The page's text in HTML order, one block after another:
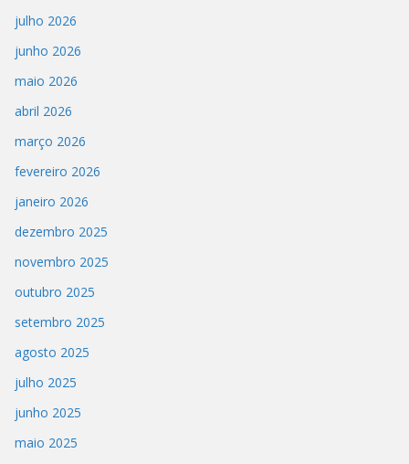
julho 2026
junho 2026
maio 2026
abril 2026
março 2026
fevereiro 2026
janeiro 2026
dezembro 2025
novembro 2025
outubro 2025
setembro 2025
agosto 2025
julho 2025
junho 2025
maio 2025